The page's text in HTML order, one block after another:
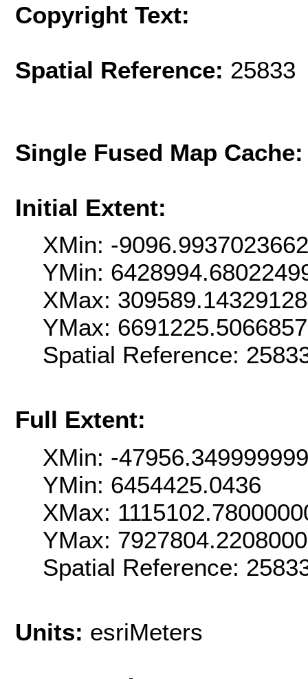
Copyright Text:
Spatial Reference: 25833
Single Fused Map
Initial Extent:
XMin: -
YMin:
XMax:
YMax:
Spatial Reference:
Full Extent:
XMin: -
YMin: 6454425.0436
XMax:
YMax:
Spatial Reference:
Units: esriMeters